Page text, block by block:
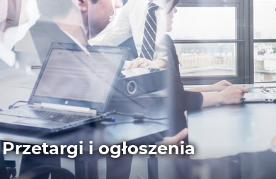
Przetargi i ogłoszenia